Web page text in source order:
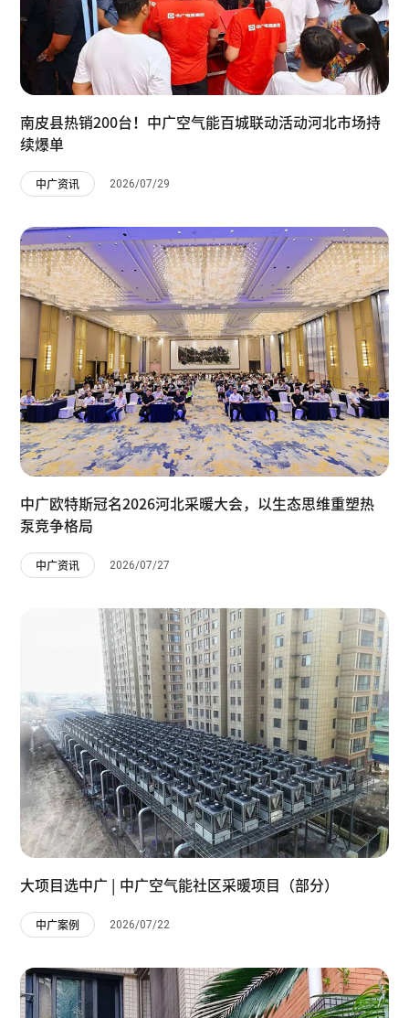
南皮县热销200台！中广空气能百城联动活动河北市场持
续爆单
中广资讯 2026/07/29
中广欧特斯冠名2026河北采暖大会，以生态思维重塑热
泵竞争格局
中广资讯 2026/07/27
大项目选中广 | 中广空气能社区采暖项目（部分）
中广案例 2026/07/22